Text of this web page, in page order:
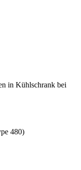
in Kühlschrank bei
480)